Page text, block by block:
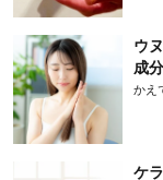
ウ
成
かえ
ケ